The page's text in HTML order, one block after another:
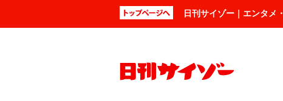
日刊サイゾー｜エンタメ